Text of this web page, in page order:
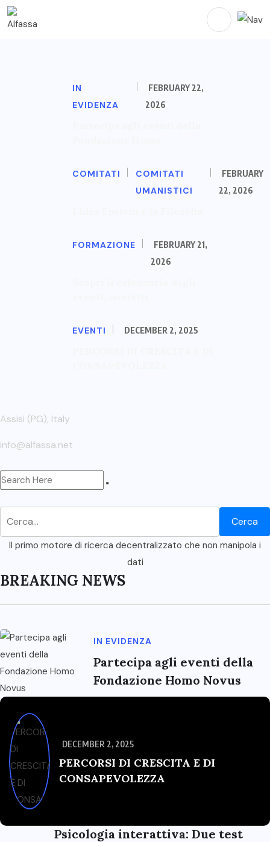
IN
EVIDENZA
FEBRUARY 22,
2026
COMITATI
COMITATI
UMANISTICI
FEBRUARY
22, 2026
FORMAZIONE
FEBRUARY 21,
2026
EVENTI DECEMBER 2, 2025
Assisi (PG), Italy
info@alfassa.net
Il primo motore di ricerca decentralizzato che non manipola i
dati
BREAKING NEWS
IN EVIDENZA
Partecipa agli eventi della
Fondazione Homo Novus
DECEMBER 2, 2025
PERCORSI DI CRESCITA E DI
CONSAPEVOLEZZA
Psicologia interattiva: Due test